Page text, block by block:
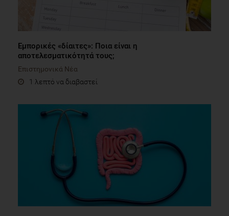
Εμπορικές «δίαιτες»: Ποια είναι η
αποτελεσματικότητά τους;
Επιστημονικά Νέα
1 λεπτό να διαβαστεί